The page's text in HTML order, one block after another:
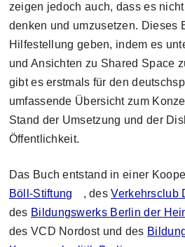
zeigen jedoch auch, dass es
denken und umzusetzen. Dieses
Hilfestellung geben, indem es
und Ansichten zu Shared Space
gibt es erstmals für den
umfassende Übersicht zum
Stand der Umsetzung und der
Öffentlichkeit.
Das Buch entstand in einer
Böll-Stiftung
, desVerkehrsclub
des Bildungswerks Berlin der
des VCD Nordost und des